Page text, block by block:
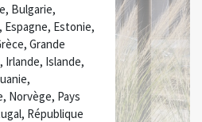
Bulgarie,
Espagne, Estonie,
Grande
Irlande, Islande,
Norvège, Pays
République